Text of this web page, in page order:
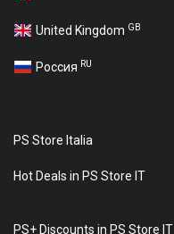
United Kingdom GB
Россия RU
PS Store Italia
Hot Deals in PS Store IT
PS+ Discounts in PS Store IT